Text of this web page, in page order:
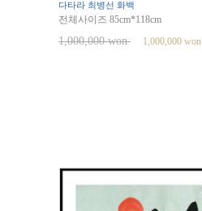
다타라 최병선 화백
전체사이즈 85cm*118cm
1,000,000 won 1,000,000 won